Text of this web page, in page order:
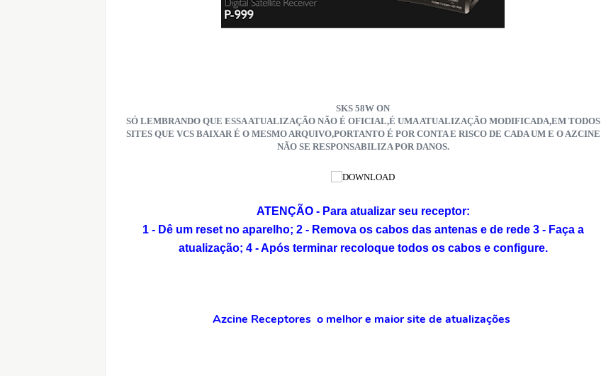
SKS 58W ON
SÓ LEMBRANDO QUE ESSA ATUALIZAÇÃO NÃO É OFICIAL,É UMA ATUALIZAÇÃO MODIFICADA,EM TODOS
SITES QUE VCS BAIXAR É O MESMO ARQUIVO,PORTANTO É POR CONTA E RISCO DE CADA UM E O AZCINE
NÃO SE RESPONSABILIZA POR DANOS.
ATENÇÃO - Para atualizar seu receptor:
1 - Dê um reset no aparelho; 2 - Remova os cabos das antenas e de rede 3 - Faça a
atualização; 4 - Após terminar recoloque todos os cabos e configure.
Azcine Receptores o melhor e maior site de atualizações